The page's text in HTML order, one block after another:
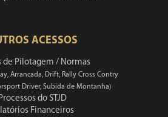
ACESSOS
de Pilotagem / Normas
Arrancada, Drift, Rally Cross Contry
Driver, Subida de Montanha)
Processos do STJD
Financeiros